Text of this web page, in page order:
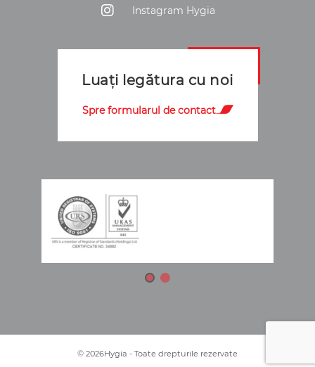
Instagram Hygia
Luați legătura cu noi
Spre formularul de contact
© 2026Hygia - Toate drepturile rezervate